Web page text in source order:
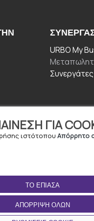
ΓΙΑ
ιστότοπου Απόρρητο
ΤΟ ΈΠΙΑΣΑ
ΑΠΌΡΡΙΨΗ ΌΛΩΝ
URBO My
Συνεργάτες